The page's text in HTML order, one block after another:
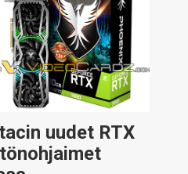
uudet RTX